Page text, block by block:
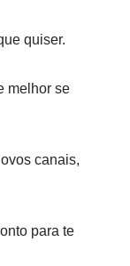
quiser.
melhor se
canais,
para te